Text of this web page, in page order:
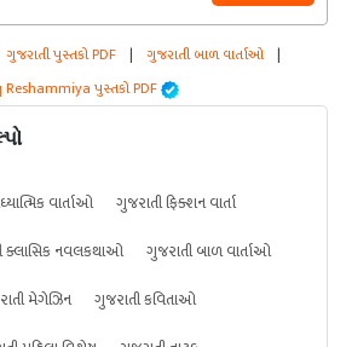
ગુજરાતી પુસ્તકો PDF | ગુજરાતી બાળ વાર્તાઓ |
Reshammiya પુસ્તકો PDF
વાર્તાઓ
ગુજરાતી ફિક્શન વાર્તા
ક્લાસિક નવલકથાઓ
ગુજરાતી બાળ વાર્તાઓ
મેગેઝિન
ગુજરાતી કવિતાઓ